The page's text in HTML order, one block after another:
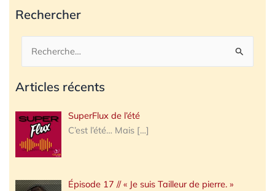
Rechercher
Rechercher :
Articles récents
SuperFlux de l’été
C’est l’été… Mais […]
Épisode 17 // « Je suis Tailleur de pierre. »